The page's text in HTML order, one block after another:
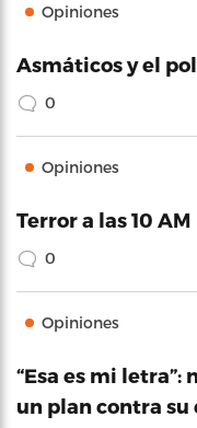
Opiniones
Asmáticos y el
0
Opiniones
Terror a las 10 AM
0
Opiniones
“Esa es mi letra”:
un plan contra su